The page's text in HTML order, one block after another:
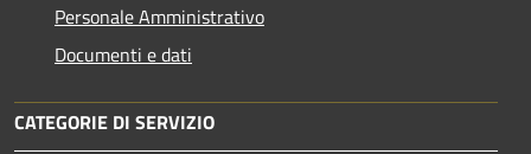
Personale Amministrativo
Documenti e dati
CATEGORIE DI SERVIZIO